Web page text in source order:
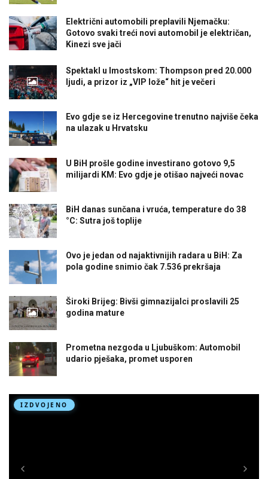
Električni automobili preplavili Njemačku:
Gotovo svaki treći novi automobil je električan,
Kinezi sve jači
Spektakl u Imostskom: Thompson pred 20.000
ljudi, a prizor iz „VIP lože“ hit je večeri
Evo gdje se iz Hercegovine trenutno najviše čeka
na ulazak u Hrvatsku
U BiH prošle godine investirano gotovo 9,5
milijardi KM: Evo gdje je otišao najveći novac
BiH danas sunčana i vruća, temperature do 38
°C: Sutra još toplije
Ovo je jedan od najaktivnijih radara u BiH: Za
pola godine snimio čak 7.536 prekršaja
Široki Brijeg: Bivši gimnazijalci proslavili 25
godina mature
Prometna nezgoda u Ljubuškom: Automobil
udario pješaka, promet usporen